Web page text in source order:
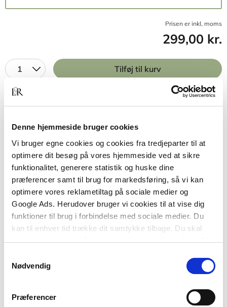
Denne hjemmeside bruger cookies
Vi bruger egne cookies og cookies fra tredjeparter til at
optimere dit besøg på vores hjemmeside ved at sikre
funktionalitet, generere statistik og huske dine
præferencer samt til brug for markedsføring, så vi kan
optimere vores reklametiltag på sociale medier og
Google Ads. Herudover bruger vi cookies til at vise dig
funktioner til brug i forbindelse med sociale medier. Du
kan til enhver tid trække dit samtykke tilbage. Du skal
være opmærksom på, at vores hjemmeside muligvis ikke
tilbagetrækker et samtykke.
Nødvendig
Præferencer
Prisen er inkl, moms
299,00 kr.
1 Tilføj til kurv
Samfundsvidenskab som virkerpræsenterer en ny
og spændende tilgang til samfunds- og
adfærdsvidenskaberne.
Bent Flyvbjerg argumenterer for, at
samfundsvidenskabernes styrke ligger i den
mangefacetterede, refleksive analyse af værdier
og magt, der er så afgørende for den sociale og
økonomiske udvikling i samfundet, snarere end i
sigte på generaliseret teori.